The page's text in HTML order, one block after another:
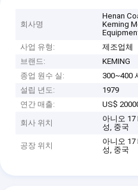
회사명
Henan
Keming
사업 유형:
제조업체
브랜드:
KEMING
종업 원수 실:
300~400
설립 년도:
1979
연간 매출:
US$
회사 위치
아니오
성, 중국
공장 위치
아니오
성, 중국